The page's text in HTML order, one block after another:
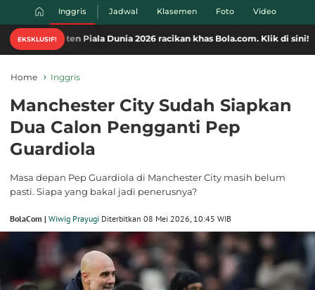
Inggris Jadwal Klasemen Foto Video
EKSKLUSIF!
Piala Dunia 2026 racikan khas Bola.com. Klik di sini!
Home Inggris
Manchester City Sudah Siapkan
Dua Calon Pengganti Pep
Guardiola
Masa depan Pep Guardiola di Manchester City masih belum
pasti. Siapa yang bakal jadi penerusnya?
BolaCom | Wiwig Prayugi Diterbitkan 08 Mei 2026, 10:45 WIB